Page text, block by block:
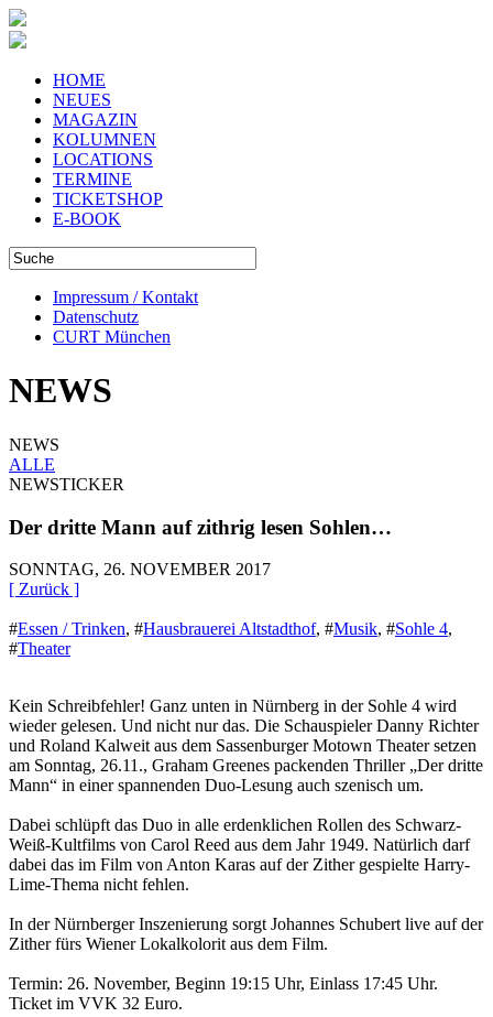
HOME
NEUES
MAGAZIN
KOLUMNEN
LOCATIONS
TERMINE
TICKETSHOP
E-BOOK
Impressum / Kontakt
Datenschutz
CURT München
NEWS
NEWS
ALLE
NEWSTICKER
Der dritte Mann auf zithrig lesen Sohlen…
SONNTAG, 26. NOVEMBER 2017
[ Zurück ]
#Essen / Trinken, #Hausbrauerei Altstadthof, #Musik, #Sohle 4,
#Theater
Kein Schreibfehler! Ganz unten in Nürnberg in der Sohle 4 wird
wieder gelesen. Und nicht nur das. Die Schauspieler Danny Richter
und Roland Kalweit aus dem Sassenburger Motown Theater setzen
am Sonntag, 26.11., Graham Greenes packenden Thriller „Der dritte
Mann“ in einer spannenden Duo-Lesung auch szenisch um.
Dabei schlüpft das Duo in alle erdenklichen Rollen des Schwarz-
Weiß-Kultfilms von Carol Reed aus dem Jahr 1949. Natürlich darf
dabei das im Film von Anton Karas auf der Zither gespielte Harry-
Lime-Thema nicht fehlen.
In der Nürnberger Inszenierung sorgt Johannes Schubert live auf der
Zither fürs Wiener Lokalkolorit aus dem Film.
Termin: 26. November, Beginn 19:15 Uhr, Einlass 17:45 Uhr.
Ticket im VVK 32 Euro.